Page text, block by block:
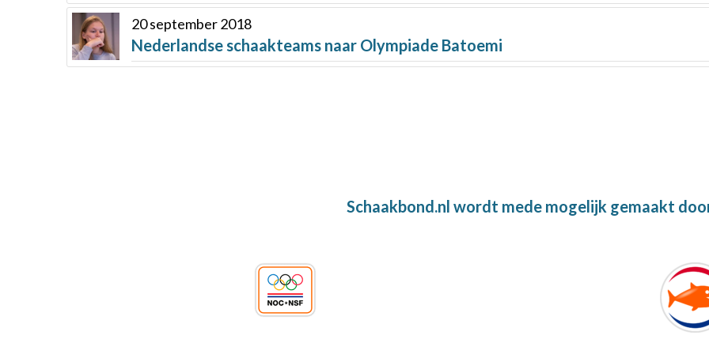
20 september 2018
Nederlandse schaakteams naar Olympiade Batoemi
Schaakbond.nl wordt mede mogelijk gemaakt